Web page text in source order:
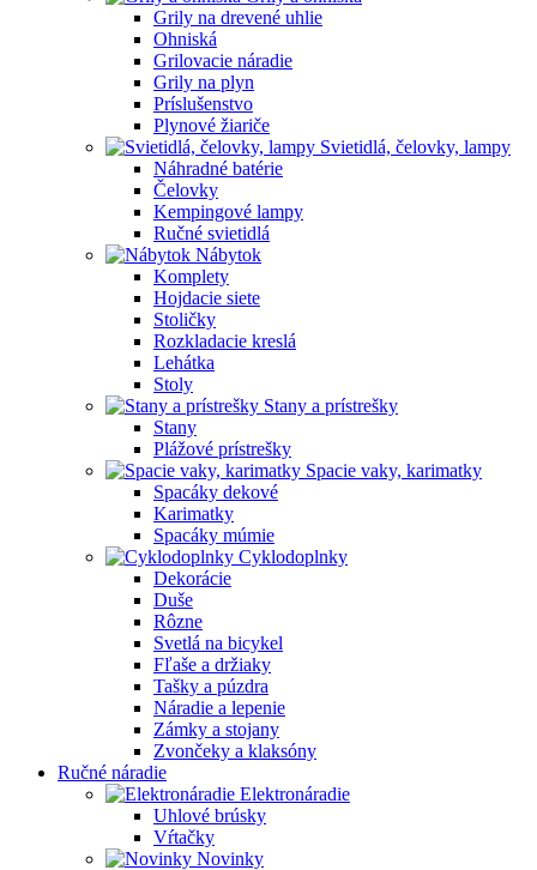
Grily na drevené uhlie
Ohniská
Grilovacie náradie
Grily na plyn
Príslušenstvo
Plynové žiariče
Svietidlá, čelovky, lampy
Náhradné batérie
Čelovky
Kempingové lampy
Ručné svietidlá
Nábytok
Komplety
Hojdacie siete
Stoličky
Rozkladacie kreslá
Lehátka
Stoly
Stany a prístrešky
Stany
Plážové prístrešky
Spacie vaky, karimatky
Spacáky dekové
Karimatky
Spacáky múmie
Cyklodoplnky
Dekorácie
Duše
Rôzne
Svetlá na bicykel
Fľaše a držiaky
Tašky a púzdra
Náradie a lepenie
Zámky a stojany
Zvončeky a klaksóny
Ručné náradie
Elektronáradie
Uhlové brúsky
Vŕtačky
Novinky